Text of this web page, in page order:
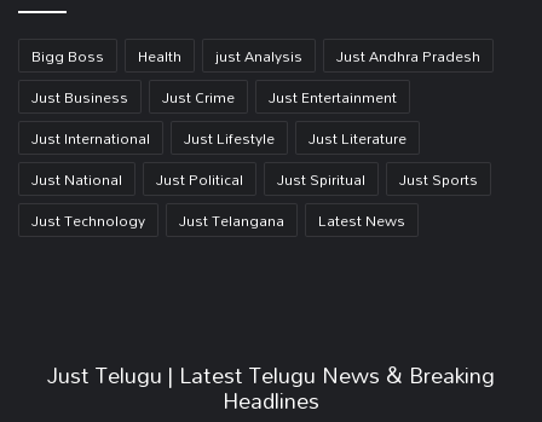
Bigg Boss Health just Analysis
Just Andhra Pradesh
Just Business
Just Crime
Just Entertainment
Just International
Just Lifestyle
Just Literature
Just National
Just Political Just Spiritual
Just Sports
Just Technology
Just Telangana Latest News
Just Telugu | Latest Telugu News & Breaking
Headlines